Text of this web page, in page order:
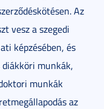
Az
vesz a szegedi
képzésében, és
munkák,
munkák
az